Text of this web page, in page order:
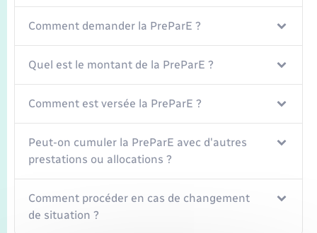
Comment demander la PreParE ?
Quel est le montant de la PreParE ?
Comment est versée la PreParE ?
Peut-on cumuler la PreParE avec d'autres
prestations ou allocations ?
Comment procéder en cas de changement
de situation ?